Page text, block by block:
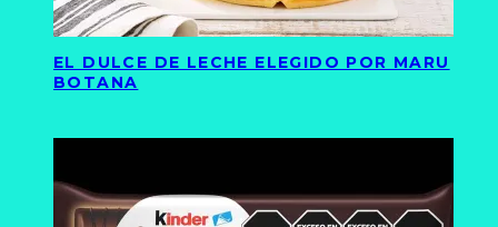
EL DULCE DE LECHE ELEGIDO POR MARU
BOTANA